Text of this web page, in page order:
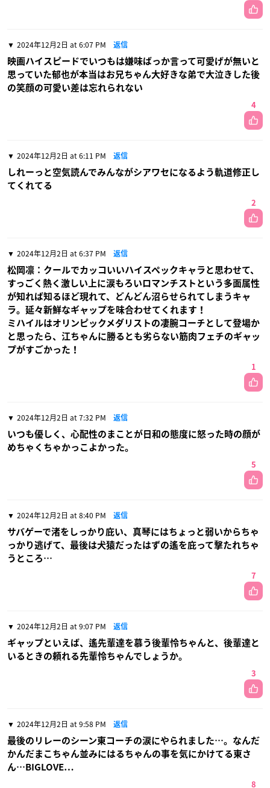
2024年12月2日 at 6:07 PM 返信
映画ハイスピードでいつもは嫌味ばっか言って可愛げが無いと
思っていた郁也が本当はお兄ちゃん大好きな弟で大泣きした後
の笑顔の可愛い差は忘れられない
4
2024年12月2日 at 6:11 PM 返信
しれーっと空気読んでみんながシアワセになるよう軌道修正し
てくれてる
2
2024年12月2日 at 6:37 PM 返信
松岡凛：クールでカッコいいハイスペックキャラと思わせて、
すっごく熱く激しい上に涙もろいロマンチストという多面属性
が知れば知るほど現れて、どんどん沼らせられてしまうキャ
ラ。延々新鮮なギャップを味合わせてくれます！
ミハイルはオリンピックメダリストの凄腕コーチとして登場か
と思ったら、江ちゃんに勝るとも劣らない筋肉フェチのギャッ
プがすごかった！
1
2024年12月2日 at 7:32 PM 返信
いつも優しく、心配性のまことが日和の態度に怒った時の顔が
めちゃくちゃかっこよかった。
5
2024年12月2日 at 8:40 PM 返信
サバゲーで渚をしっかり庇い、真琴にはちょっと弱いからちゃ
っかり逃げて、最後は犬猿だったはずの遙を庇って撃たれちゃ
うところ…
7
2024年12月2日 at 9:07 PM 返信
ギャップといえば、遙先輩達を慕う後輩怜ちゃんと、後輩達と
いるときの頼れる先輩怜ちゃんでしょうか。
3
2024年12月2日 at 9:58 PM 返信
最後のリレーのシーン東コーチの涙にやられました…。なんだ
かんだまこちゃん並みにはるちゃんの事を気にかけてる東さ
ん…BIGLOVE…
8